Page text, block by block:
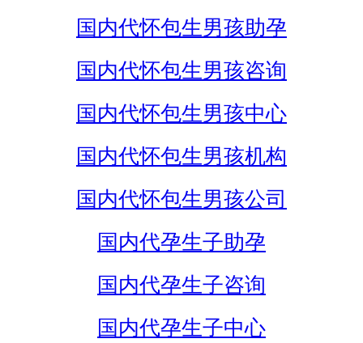
国内代怀包生男孩助孕
国内代怀包生男孩咨询
国内代怀包生男孩中心
国内代怀包生男孩机构
国内代怀包生男孩公司
国内代孕生子助孕
国内代孕生子咨询
国内代孕生子中心